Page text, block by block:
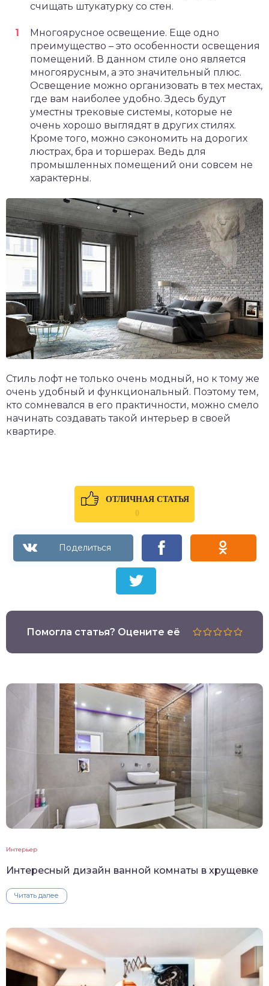
счищать штукатурку со стен.
Многоярусное освещение. Еще одно
преимущество – это особенности освещения
помещений. В данном стиле оно является
многоярусным, а это значительный плюс.
Освещение можно организовать в тех местах,
где вам наиболее удобно. Здесь будут
уместны трековые системы, которые не
очень хорошо выглядят в других стилях.
Кроме того, можно сэкономить на дорогих
люстрах, бра и торшерах. Ведь для
промышленных помещений они совсем не
характерны.
Стиль лофт не только очень модный, но к тому же
очень удобный и функциональный. Поэтому тем,
кто сомневался в его практичности, можно смело
начинать создавать такой интерьер в своей
квартире.
ОТЛИЧНАЯ СТАТЬЯ
0
Помогла статья? Оцените её
Интерьер
Интересный дизайн ванной комнаты в хрущевке
Читать далее